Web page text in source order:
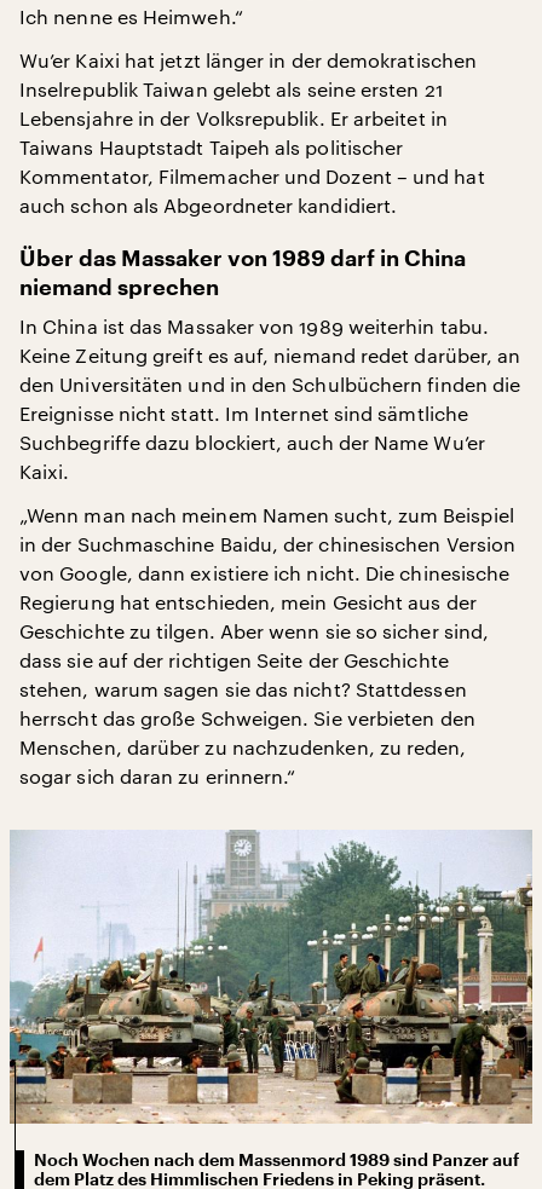
Ich nenne es Heimweh.“
Wu’er Kaixi hat jetzt länger in der demokratischen
Inselrepublik Taiwan gelebt als seine ersten 21
Lebensjahre in der Volksrepublik. Er arbeitet in
Taiwans Hauptstadt Taipeh als politischer
Kommentator, Filmemacher und Dozent – und hat
auch schon als Abgeordneter kandidiert.
Über das Massaker von 1989 darf in China
niemand sprechen
In China ist das Massaker von 1989 weiterhin tabu.
Keine Zeitung greift es auf, niemand redet darüber, an
den Universitäten und in den Schulbüchern finden die
Ereignisse nicht statt. Im Internet sind sämtliche
Suchbegriffe dazu blockiert, auch der Name Wu’er
Kaixi.
„Wenn man nach meinem Namen sucht, zum Beispiel
in der Suchmaschine Baidu, der chinesischen Version
von Google, dann existiere ich nicht. Die chinesische
Regierung hat entschieden, mein Gesicht aus der
Geschichte zu tilgen. Aber wenn sie so sicher sind,
dass sie auf der richtigen Seite der Geschichte
stehen, warum sagen sie das nicht? Stattdessen
herrscht das große Schweigen. Sie verbieten den
Menschen, darüber zu nachzudenken, zu reden,
sogar sich daran zu erinnern.“
Noch Wochen nach dem Massenmord 1989 sind Panzer auf
dem Platz des Himmlischen Friedens in Peking präsent.